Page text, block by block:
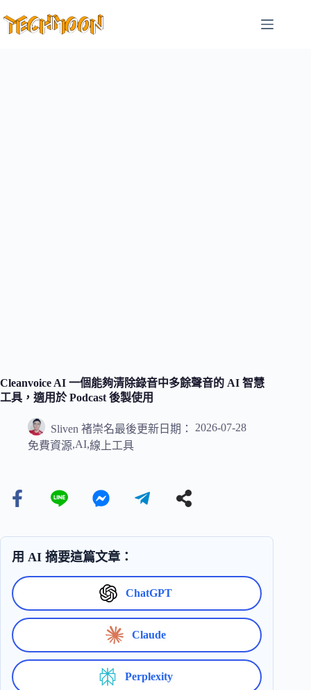
至
Cleanvoice AI 一個能夠清除錄音中多餘聲音的 AI 智慧
工具，適用於 Podcast 後製使用
Sliven 褚崇名最後更新日期：
2026-07-28
免費資源,AI,線上工具
用 AI 摘要這篇文章：
ChatGPT
Claude
Perplexity